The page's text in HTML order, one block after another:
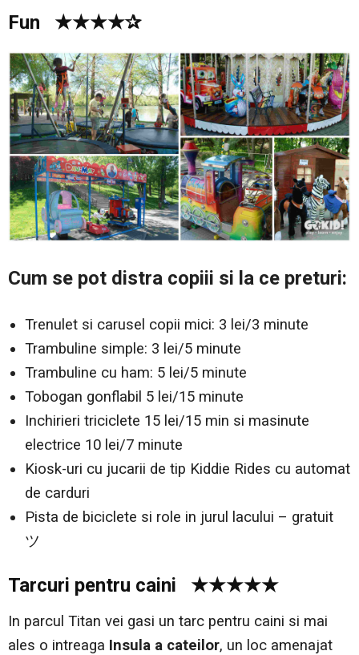
Fun ★★★★✰
Cum se pot distra copiii si la ce preturi:
Trenulet si carusel copii mici: 3 lei/3 minute
Trambuline simple: 3 lei/5 minute
Trambuline cu ham: 5 lei/5 minute
Tobogan gonflabil 5 lei/15 minute
Inchirieri triciclete 15 lei/15 min si masinute
electrice 10 lei/7 minute
Kiosk-uri cu jucarii de tip Kiddie Rides cu automat
de carduri
Pista de biciclete si role in jurul lacului – gratuit
ツ
Tarcuri pentru caini ★★★★★
In parcul Titan vei gasi un tarc pentru caini si mai
ales o intreaga Insula a cateilor, un loc amenajat